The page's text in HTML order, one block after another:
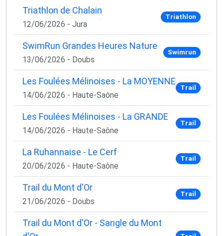
Triathlon de Chalain
12/06/2026 - Jura
Triathlon
SwimRun Grandes Heures Nature
13/06/2026 - Doubs
Swimrun
Les Foulées Mélinoises - La MOYENNE
14/06/2026 - Haute-Saône
Trail
Les Foulées Mélinoises - La GRANDE
14/06/2026 - Haute-Saône
Trail
La Ruhannaise - Le Cerf
20/06/2026 - Haute-Saône
Trail
Trail du Mont d'Or
21/06/2026 - Doubs
Trail
Trail du Mont d'Or - Sangle du Mont